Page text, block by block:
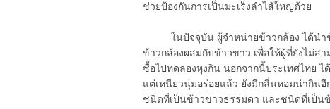
ช่วยป้องกันการเป็นมะเร็งลำไส้ใหญ่ด้วย
ในปัจจุบัน ผู้จำหน่ายข้าวกล้อง ได้นำข้
ข้าวกล้องผสมกับข้าวขาว เพื่อให้ผู้ที่ยังไม่ส
ซื้อไปทดลองหุงกิน นอกจากนี้ประเทศไทย
แต่เหนียวนุ่มอร่อยแล้ว ยังมีกลิ่นหอมน่ากิน
ชนิดที่เป็นข้าวขาวธรรมดา และชนิดที่เป็น